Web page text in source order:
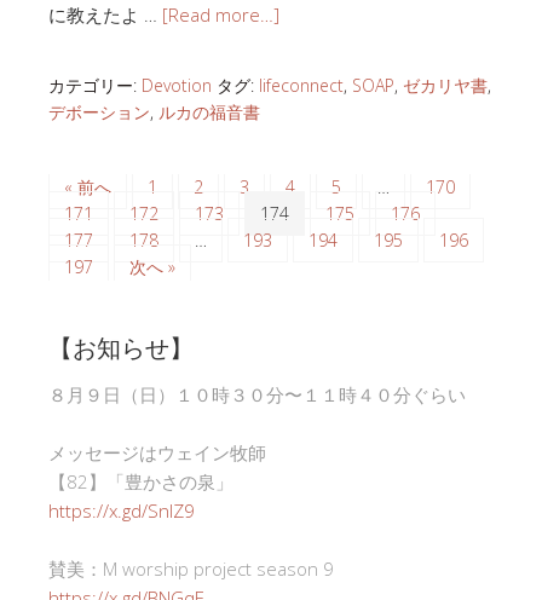
に教えたよ … [Read more…]
カテゴリー: Devotion タグ: lifeconnect, SOAP, ゼカリヤ書,
デボーション, ルカの福音書
« 前へ 1 2 3 4 5
170
171
172 173 174 175
176
177
178 193 194 195
196
197
次へ »
【お知らせ】
８月９日（日）１０時３０分〜１１時４０分ぐらい
メッセージはウェイン牧師
【82】「豊かさの泉」
https://x.gd/SnlZ9
賛美：M worship project season 9